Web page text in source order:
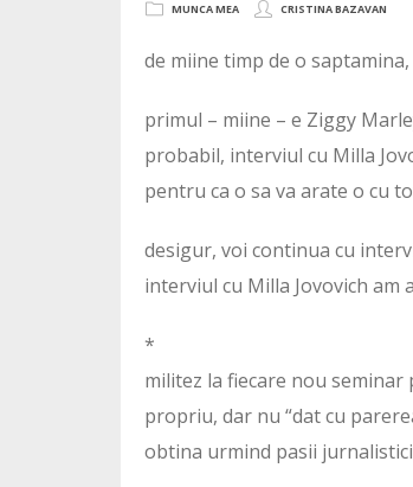
MUNCA MEA CRISTINA BAZAVAN
de miine timp de o
primul – miine – e Ziggy
probabil, interviul cu Milla
pentru ca o sa va arate o cu
desigur, voi continua cu
interviul cu Milla Jovovich am
*
militez la fiecare nou
propriu, dar nu “dat cu
obtina urmind pasii